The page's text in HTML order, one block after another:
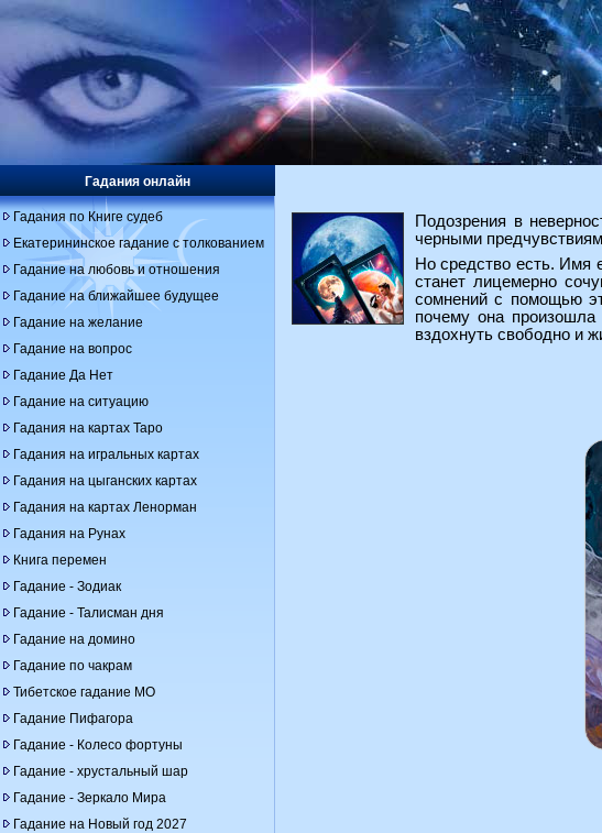
Подозрения в
черными
Но средство есть. Имя
станет лицемерно
сомнений с помощью
почему она
вздохнуть свободно и
Гадания онлайн
Гадания по Книге судеб
Екатерининское гадание с толкованием
Гадание на любовь и отношения
Гадание на ближайшее будущее
Гадание на желание
Гадание на вопрос
Гадание Да Нет
Гадание на ситуацию
Гадания на картах Таро
Гадания на игральных картах
Гадания на цыганских картах
Гадания на картах Ленорман
Гадания на Рунах
Книга перемен
Гадание - Зодиак
Гадание - Талисман дня
Гадание на домино
Гадание по чакрам
Тибетское гадание МО
Гадание Пифагора
Гадание - Колесо фортуны
Гадание - хрустальный шар
Гадание - Зеркало Мира
Гадание на Новый год 2027